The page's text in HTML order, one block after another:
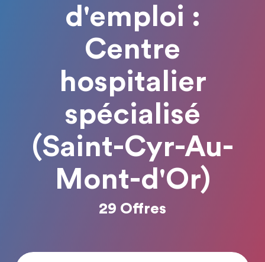
d'emploi :
Centre
hospitalier
spécialisé
(Saint-Cyr-Au-
Mont-d'Or)
29 Offres